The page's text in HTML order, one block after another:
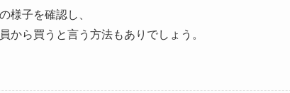
様子を確認し、
から買うと言う方法もありでしょう。